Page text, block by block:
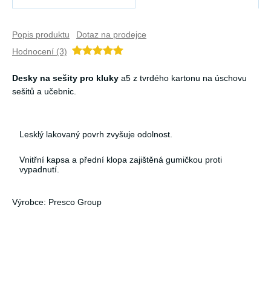
Popis produktu
Dotaz na prodejce
Hodnocení (3)
Desky na sešity pro kluky a5 z tvrdého kartonu na úschovu
sešitů a učebnic.
Lesklý lakovaný povrh zvyšuje odolnost.
Vnitřní kapsa a přední klopa zajištěná gumičkou proti
vypadnutí.
Výrobce: Presco Group